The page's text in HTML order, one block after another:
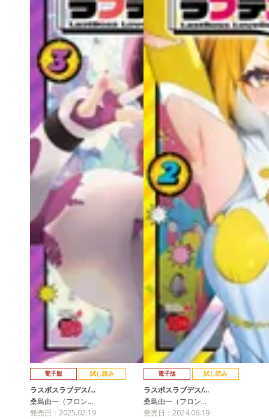
電子版 試し読み
ラスボスラブデス/…
桑島由一（フロン…
発売日：2025.02.19
電子版 試し読み
ラスボスラブデス/…
桑島由一（フロン…
発売日：2024.06.19